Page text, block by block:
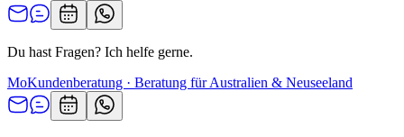
Du hast Fragen? Ich helfe gerne.
MoKundenberatung · Beratung für Australien & Neuseeland